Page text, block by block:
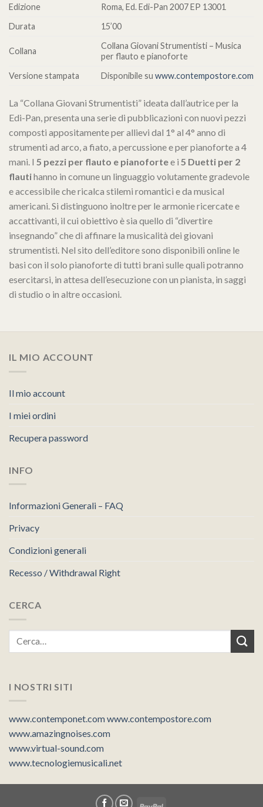
Edizione
Roma, Ed. Edi-Pan 2007 EP 13001
Durata
15’00
Collana
Collana Giovani Strumentisti – Musica
per flauto e pianoforte
Versione stampata
Disponibile suwww.contempostore.com
La “Collana Giovani Strumentisti” ideata dall’autrice per la
Edi-Pan, presenta una serie di pubblicazioni con nuovi pezzi
composti appositamente per allievi dal 1° al 4° anno di
strumenti ad arco, a fiato, a percussione e per pianoforte a 4
mani. I 5 pezzi per flauto e pianofortee i 5 Duetti per 2
flautihanno in comune un linguaggio volutamente gradevole
e accessibile che ricalca stilemi romantici e da musical
americani. Si distinguono inoltre per le armonie ricercate e
accattivanti, il cui obiettivo è sia quello di “divertire
insegnando” che di affinare la musicalità dei giovani
strumentisti. Nel sito dell’editore sono disponibili online le
basi con il solo pianoforte di tutti brani sulle quali potranno
esercitarsi, in attesa dell’esecuzione con un pianista, in saggi
di studio o in altre occasioni.
IL MIO ACCOUNT
Il mio account
I miei ordini
Recupera password
INFO
Informazioni Generali – FAQ
Privacy
Condizioni generali
Recesso / Withdrawal Right
CERCA
I NOSTRI SITI
www.contemponet.comwww.contempostore.com
www.amazingnoises.com
www.virtual-sound.com
www.tecnologiemusicali.net